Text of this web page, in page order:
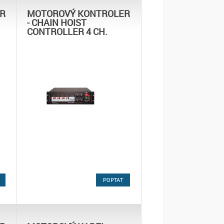
MOTOROVÝ KONTROLER
- CHAIN HOIST
CONTROLLER 4 CH.
POPTAT